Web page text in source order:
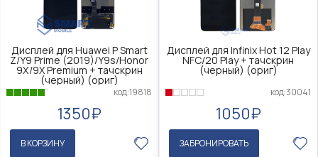
Дисплей для Huawei P Smart
Z/Y9 Prime (2019)/Y9s/Honor
9X/9X Premium + тачскрин
(черный) (ориг)
код:19818
1350₽
В КОРЗИНУ
Дисплей для Infinix Hot 12 Play
NFC/20 Play + тачскрин
(черный) (ориг)
код:30041
1050₽
ЗАБРОНИРОВАТЬ